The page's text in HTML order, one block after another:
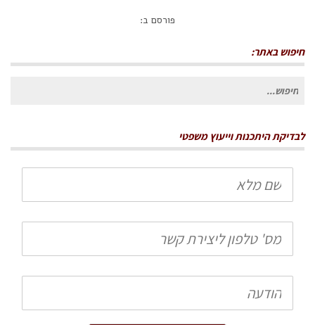
פורסם ב:
חיפוש באתר:
לבדיקת היתכנות וייעוץ משפטי
שם
מלא
טלפון
הודעה